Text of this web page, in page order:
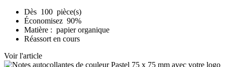
Dès 100 pièce(s)
Économisez 90%
Matière : papier organique
Réassort en cours
Voir l'article